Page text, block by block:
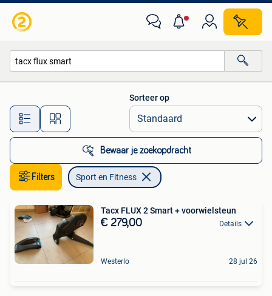
Alle afstanden…
Sorteer op
Bewaar je zoekopdracht
Filters Sport en Fitness
Tacx FLUX 2 Smart + voorwielsteun
€ 279,00 Details
Westerlo 28 jul 26